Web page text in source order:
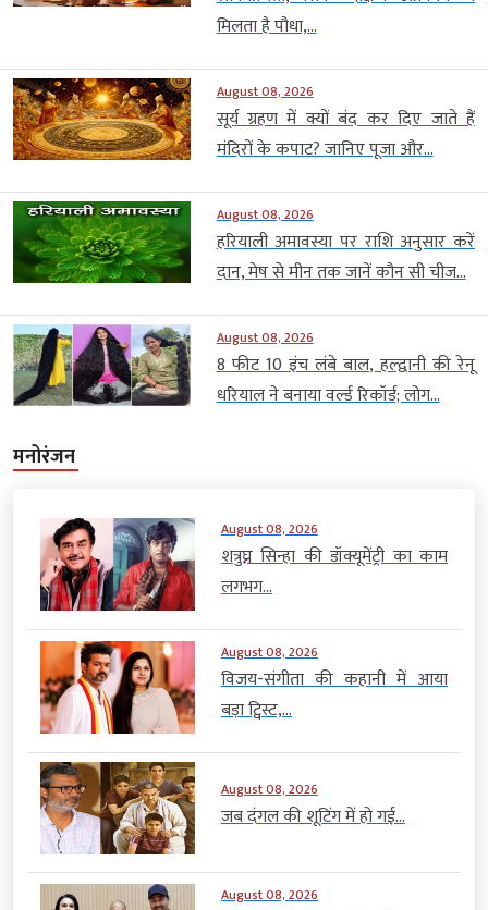
मिलता है पौधा,...
August 08, 2026
सूर्य ग्रहण में क्यों बंद कर दिए जाते हैं
मंदिरों के कपाट? जानिए पूजा और...
August 08, 2026
हरियाली अमावस्या पर राशि अनुसार करें
दान, मेष से मीन तक जानें कौन सी चीज...
August 08, 2026
8 फीट 10 इंच लंबे बाल, हल्द्वानी की रेनू
धरियाल ने बनाया वर्ल्ड रिकॉर्ड; लोग...
मनोरंजन
August 08, 2026
शत्रुघ्न सिन्हा की डॉक्यूमेंट्री का काम
लगभग...
August 08, 2026
विजय-संगीता की कहानी में आया
बड़ा ट्विस्ट,...
August 08, 2026
जब दंगल की शूटिंग में हो गई...
August 08, 2026